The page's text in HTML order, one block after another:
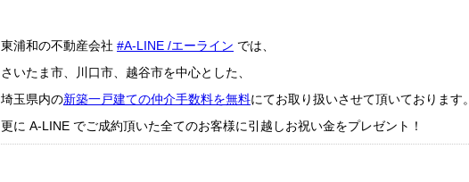
東浦和の不動産会社 #A-LINE /エーライン では、
さいたま市、川口市、越谷市を中心とした、
埼玉県内の新築一戸建ての仲介手数料を無料にてお取り扱いさせて頂いております。
更に A-LINE でご成約頂いた全てのお客様に引越しお祝い金をプレゼント！